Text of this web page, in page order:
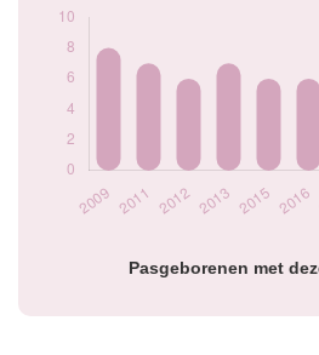
Pasgeborenen met
Popularité du
prénom Laurie par